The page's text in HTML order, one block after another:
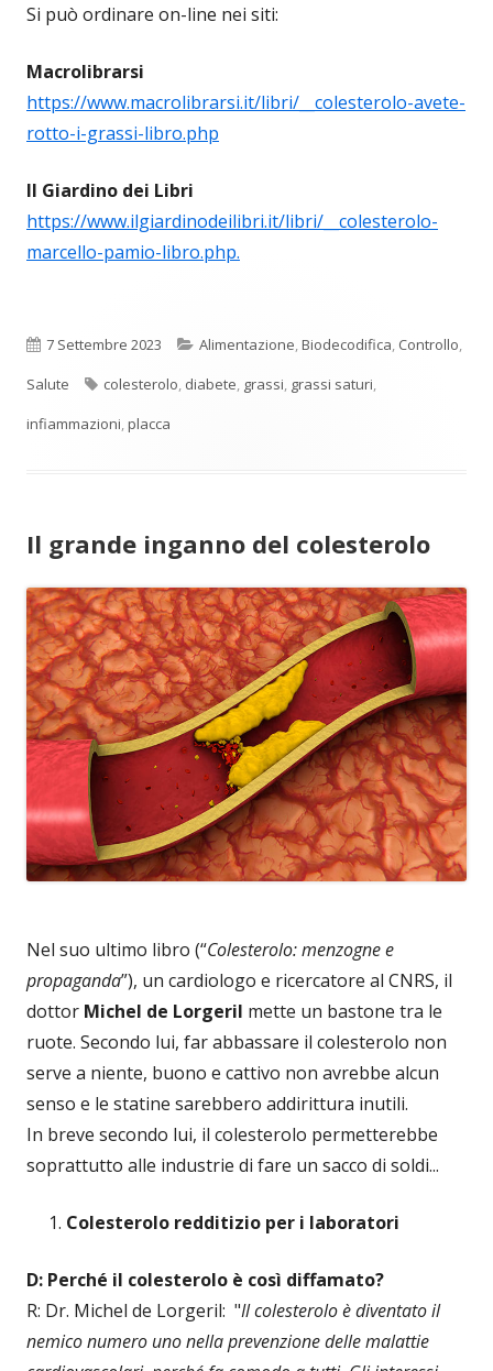
Si può ordinare on-line nei siti:
Macrolibrarsi
https://www.macrolibrarsi.it/libri/__colesterolo-avete-
rotto-i-grassi-libro.php
Il Giardino dei Libri
https://www.ilgiardinodeilibri.it/libri/__colesterolo-
marcello-pamio-libro.php.
Pubblicato
7 Settembre 2023 Categorie
Alimentazione Biodecodifica Controllo
Salute
Tag
colesterolo diabete grassi grassi saturi
infiammazioni placca
Il grande inganno del colesterolo
Nel suo ultimo libro (“Colesterolo: menzogne e
propaganda”), un cardiologo e ricercatore al CNRS, il
dottor Michel de Lorgeril mette un bastone tra le
ruote. Secondo lui, far abbassare il colesterolo non
serve a niente, buono e cattivo non avrebbe alcun
senso e le statine sarebbero addirittura inutili.
In breve secondo lui, il colesterolo permetterebbe
soprattutto alle industrie di fare un sacco di soldi...
Colesterolo redditizio per i laboratori
D: Perché il colesterolo è così diffamato?
R: Dr. Michel de Lorgeril: "Il colesterolo è diventato il
nemico numero uno nella prevenzione delle malattie